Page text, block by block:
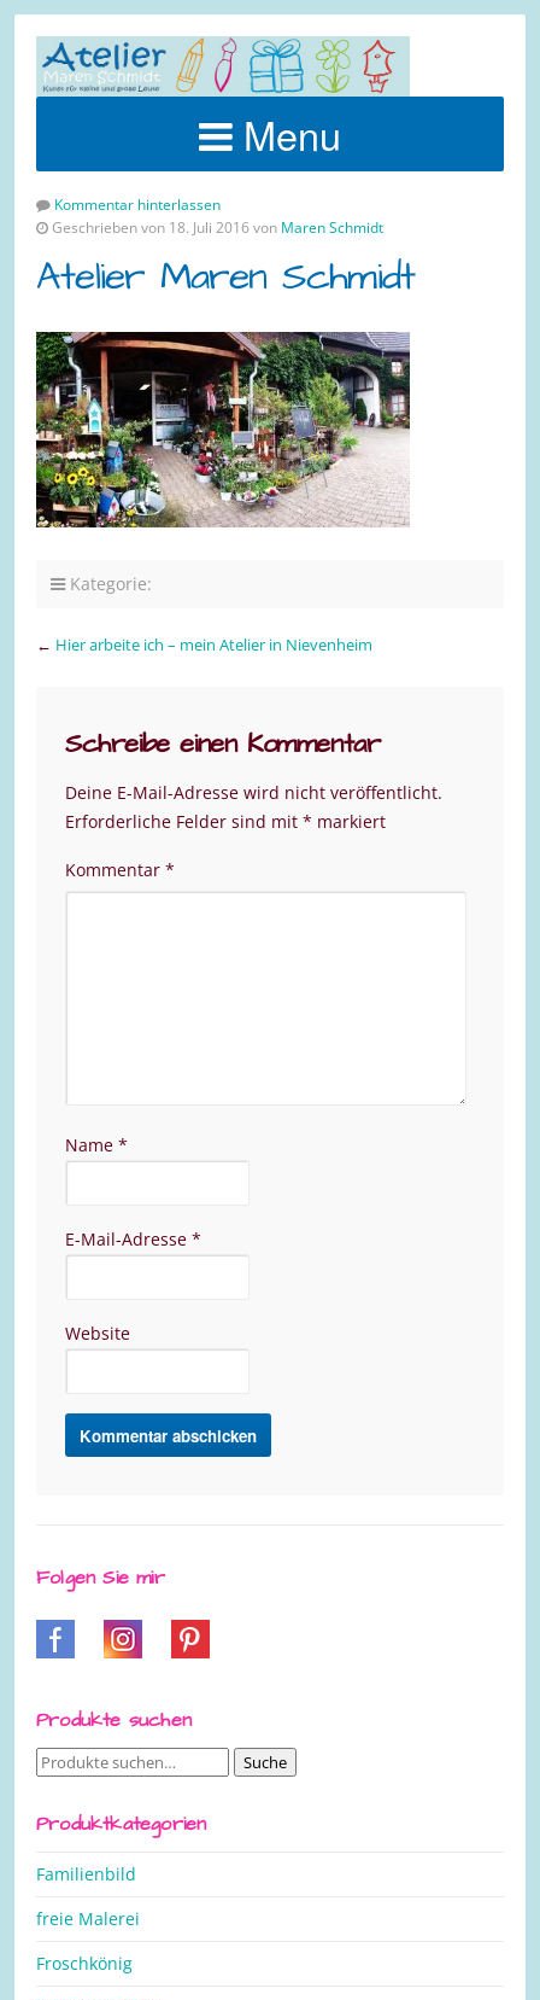
Menu
Kommentar hinterlassen
Geschrieben von 18. Juli 2016 von Maren Schmidt
Atelier Maren Schmidt
Kategorie:
← Hier arbeite ich – mein Atelier in Nievenheim
Schreibe einen Kommentar
Deine E-Mail-Adresse wird nicht veröffentlicht.
Erforderliche Felder sind mit * markiert
Kommentar *
Name *
E-Mail-Adresse *
Website
Folgen Sie mir
Produkte suchen
Suche
Suche
Produktkategorien
Familienbild
freie Malerei
Froschkönig